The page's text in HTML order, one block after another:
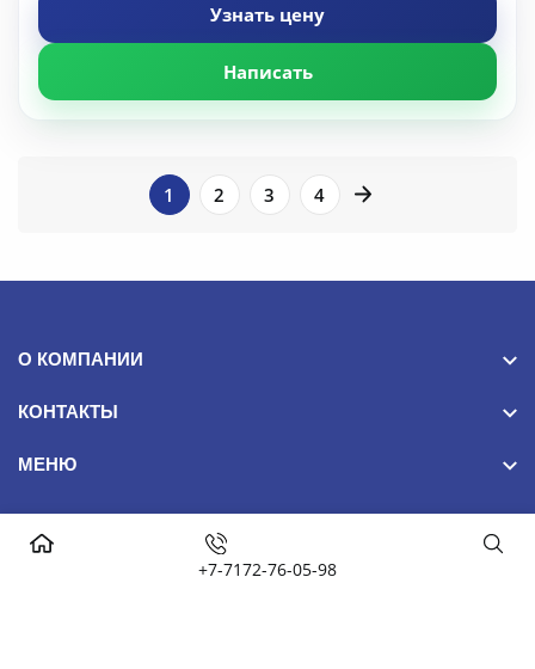
+7-7172-76-05-98
Узнать цену
Написать
1 2 3 4
О КОМПАНИИ
КОНТАКТЫ
МЕНЮ
NomadSteel 2024© Все права защищены. False